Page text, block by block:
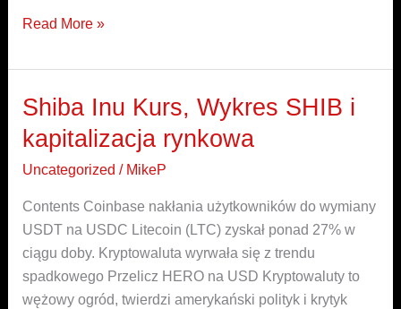
Read More »
Shiba Inu Kurs, Wykres SHIB i
kapitalizacja rynkowa
Uncategorized / MikeP
Contents Coinbase nakłania użytkowników do wymiany
USDT na USDC Litecoin (LTC) zyskał ponad 27% w
ciągu doby. Kryptowaluta wyrwała się z trendu
spadkowego Przelicz HERO na USD Kryptowaluty to
wężowy ogród, twierdzi amerykański polityk i krytyk
Shiba
Inu
Kurs,
Wykres
rynkowa